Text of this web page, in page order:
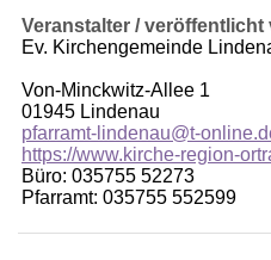
Veranstalter / veröffentlicht
Ev. Kirchengemeinde
Von-Minckwitz-Allee 1
01945 Lindenau
pfarramt-lindenau@t-
https://www.kirche-region-
Büro: 035755 52273
Pfarramt: 035755 552599